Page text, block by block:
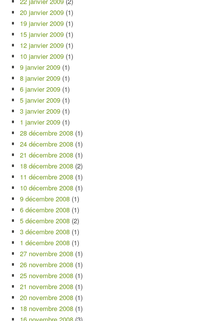
20 janvier 2009 (1)
19 janvier 2009 (1)
15 janvier 2009 (1)
12 janvier 2009 (1)
10 janvier 2009 (1)
9 janvier 2009 (1)
8 janvier 2009 (1)
6 janvier 2009 (1)
5 janvier 2009 (1)
3 janvier 2009 (1)
1 janvier 2009 (1)
28 décembre 2008 (1)
24 décembre 2008 (1)
21 décembre 2008 (1)
18 décembre 2008 (2)
11 décembre 2008 (1)
10 décembre 2008 (1)
9 décembre 2008 (1)
6 décembre 2008 (1)
5 décembre 2008 (2)
3 décembre 2008 (1)
1 décembre 2008 (1)
27 novembre 2008 (1)
26 novembre 2008 (1)
25 novembre 2008 (1)
21 novembre 2008 (1)
20 novembre 2008 (1)
18 novembre 2008 (1)